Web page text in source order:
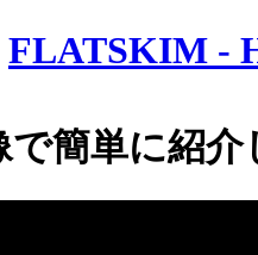
FLATSKIM -
簡単に紹